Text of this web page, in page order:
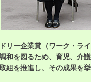
リー企業賞（ワーク・ラ
和を図るため、育児、介
組を推進し、その成果を